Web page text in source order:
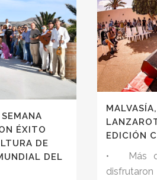
ÉXITO
DE
DEL
EDICIÓN
• Más